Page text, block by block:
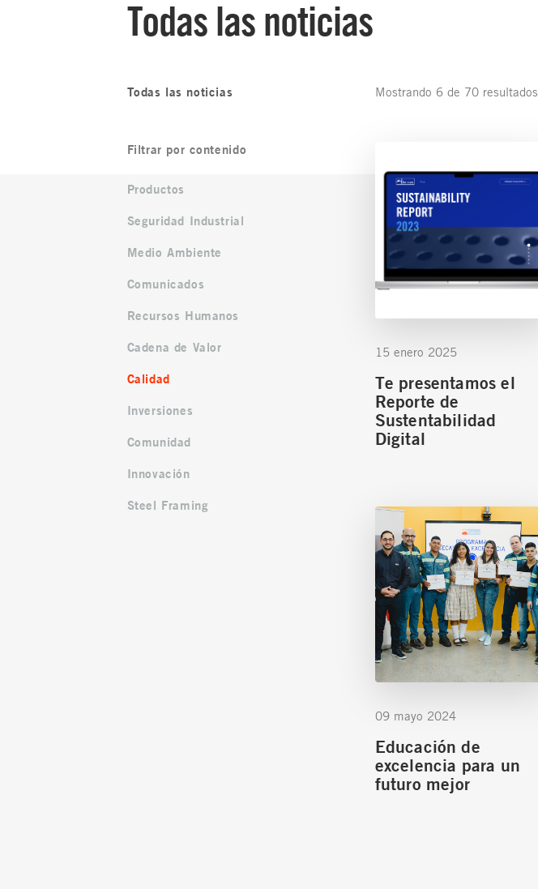
Todas las noticias
Todas las noticias Mostrando 6 de 70 resultados
Filtrar por contenido
Productos
Seguridad Industrial
Medio Ambiente
Comunicados
Recursos Humanos
Cadena de Valor
Calidad
Inversiones
Comunidad
Innovación
Steel Framing
15 enero 2025
Te presentamos el
Reporte de
Sustentabilidad
Digital
09 mayo 2024
Educación de
excelencia para un
futuro mejor